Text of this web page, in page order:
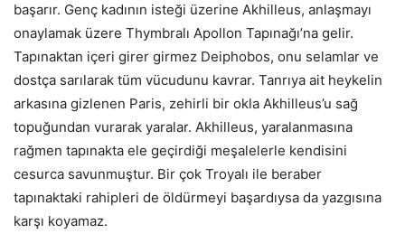
başarır. Genç kadının isteği üzerine Akhilleus, anlaşmayı
onaylamak üzere Thymbralı Apollon Tapınağı’na gelir.
Tapınaktan içeri girer girmez Deiphobos, onu selamlar ve
dostça sarılarak tüm vücudunu kavrar. Tanrıya ait heykelin
arkasına gizlenen Paris, zehirli bir okla Akhilleus’u sağ
topuğundan vurarak yaralar. Akhilleus, yaralanmasına
rağmen tapınakta ele geçirdiği meşalelerle kendisini
cesurca savunmuştur. Bir çok Troyalı ile beraber
tapınaktaki rahipleri de öldürmeyi başardıysa da yazgısına
karşı koyamaz.